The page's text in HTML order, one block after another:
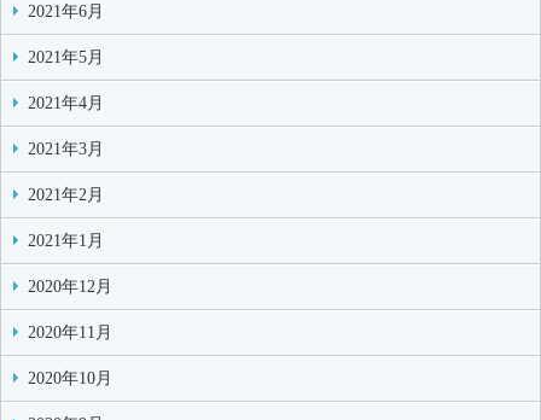
2021年6月
2021年5月
2021年4月
2021年3月
2021年2月
2021年1月
2020年12月
2020年11月
2020年10月